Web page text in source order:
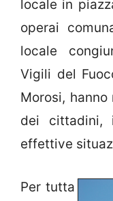
locale in
operai
locale
Vigili del
Morosi,
dei cittadini,
effettive
Per tutta